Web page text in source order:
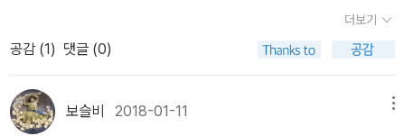
각해보게 된다. '오늘 아침도 다른 날처럼 딱히 뭘 먹고 싶은 생각은
없지만, 그래도 빵 한 조각은 먹어야겠지, 오늘 아침에도, 요한네스는
그만 빵 조각을 집어든다.'(39, 아침 그리고 저녁, 욘 포세) 그 평범한
일상과 달리 요한네스의 딸 싱네는 침대에 가만히 누워있는 아버지의
망하다고, 이런 게 무슨 글이냐고, 제대로 풀어낼 자신이 없다고 굳이
내어놓지 않는다. 그러나 타인에게는 그 쉼표의 위치와 마침표의 개
수까지 모두가 소중한 기록이다.무엇보다도 내가 아닌 타인의 세계를
상상하는 가장 큰 단서가 된다. 나를 고백함으로써 나의 세계를 드러
내고 타인의 지평을 넓혀줄 수 있다. 이해, 공감, 소통, 이러한 모호하
만원 넘게 못 벌면 육아 살림만 전담하는 게 이득이라는 황당한 주장
을 하기도 한다. 이건 아이들이 초꼬꼬마 0-24개월일 때나 해당되고
경제상황이 다르니 일을 하네, 마네 하는 것도 자신이 정하고 가족과
상의해 하면 될 일이다. 어제 만난 엄마는 아들이 둘인데 대화 중에 계
됐는데,개인적으로 가장 좋았던 인터뷰도 이 임순례 님이었다. 가장
큰 깨달음을 준 것은 아이러니컬하게도 이진순 님의 질문에 해당하는
구절이었다. 저도 잠시 주말농사를 해봤는데 일주일 늦게 심으면 일
년 4월 핸드폰과 인터넷이 없던 시절, 약속 장소는 항상 서점이었던
것 같아요. 약속시간보다 조금 일찍 가거나, 약송상대가 늦더라도 책
을 보며 기다리는 동안은 지루하지 않았기에 정했던 장소인것 같습니
다. 지금은..... 핸드폰과 인터넷 서점으로 인해 더 이상 서점이 약속의
장소가 되지 않았고 있어요. 책을 좋아하는 나 조차도 이런데... '책방
주에서 한달살이 하고싶다며 집을 보러 온 손님이 있어서 기다리는
시간에 할일이 없어서 그러기도 했지만. 집은 깔끔하고 - 주인장이 워
면 좀 힘들겠지만 뭔가 멋있는 분위기에서 한번쯤 생활하고 싶다면
호텔보다는 이곳! 이라 말하고 싶다.이곳이 궁금하신 분은 네이버나
더보기
공감 (1) 댓글 (0)
보슬비 2018-01-11